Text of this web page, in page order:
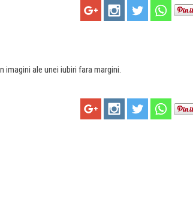
ale unei iubiri fara margini.